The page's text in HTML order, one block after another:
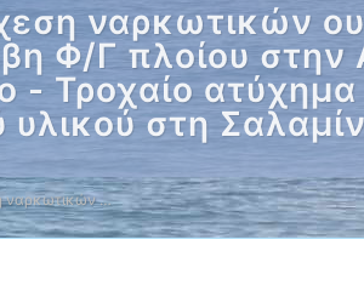
ναρκωτικών
Φ/Γ πλοίου
- Τροχαίο
στη
ναρκωτικών …